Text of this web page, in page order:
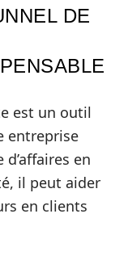
DE
est un outil
entreprise
en
il peut aider
en clients